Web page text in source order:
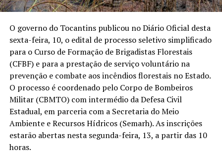
O governo do Tocantins publicou no Diário Oficial desta
sexta-feira, 10, o edital de processo seletivo simplificado
para o Curso de Formação de Brigadistas Florestais
(CFBF) e para a prestação de serviço voluntário na
prevenção e combate aos incêndios florestais no Estado.
O processo é coordenado pelo Corpo de Bombeiros
Militar (CBMTO) com intermédio da Defesa Civil
Estadual, em parceria com a Secretaria do Meio
Ambiente e Recursos Hídricos (Semarh). As inscrições
estarão abertas nesta segunda-feira, 13, a partir das 10
horas.